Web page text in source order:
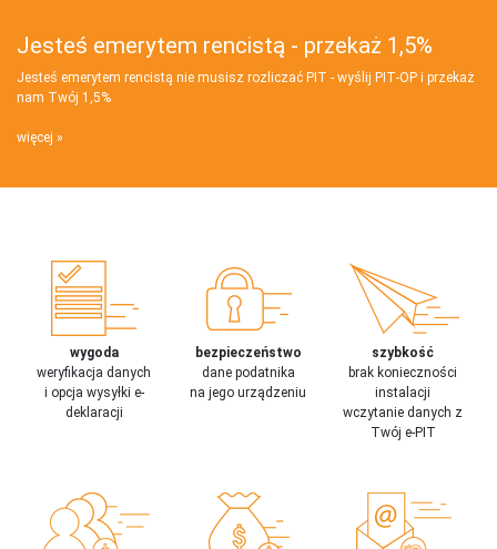
Jesteś emerytem rencistą - przekaż 1,5%
Jesteś emerytem rencistą nie musisz rozliczać PIT - wyślij PIT‑OP i przekaż
nam Twój 1,5%
więcej
wygoda
weryfikacja danych
i opcja wysyłki e-
deklaracji
bezpieczeństwo
dane podatnika
na jego urządzeniu
szybkość
brak konieczności
instalacji
wczytanie danych z
Twój e-PIT